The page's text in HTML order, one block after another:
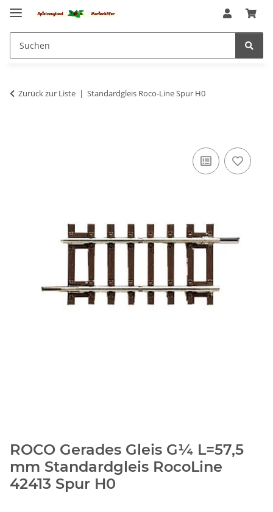
Zurück zur Liste Standardgleis Roco-Line Spur H0
ROCO Gerades Gleis G¼ L=57,5
mm Standardgleis RocoLine
42413 Spur H0